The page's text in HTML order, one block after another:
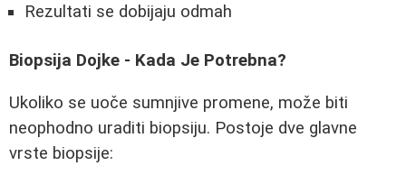
Rezultati se dobijaju odmah
Biopsija Dojke - Kada Je Potrebna?
Ukoliko se uoče sumnjive promene, može biti
neophodno uraditi biopsiju. Postoje dve glavne
vrste biopsije: